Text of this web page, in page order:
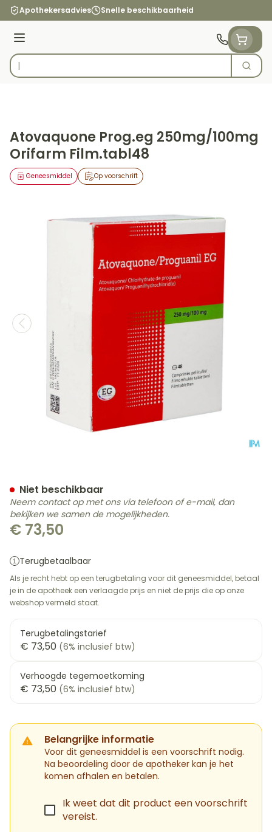
Ga naar de inhoud
Apothekersadvies Snelle beschikbaarheid
Menu
Product, merk, categorie...
Zoek
Atovaquone Prog.eg 250mg/100mg
Orifarm Film.tabl48
Op voorschrift
Geneesmiddel
€ 73,50
Terugbetaalbaar
Als je recht hebt op een terugbetaling voor dit geneesmiddel, betaal
je in de apotheek een verlaagde prijs en niet de prijs die op onze
webshop vermeld staat.
Terugbetalingstarief
€ 73,50 (6% inclusief btw)
Verhoogde tegemoetkoming
€ 73,50 (6% inclusief btw)
Belangrijke informatie
Voor dit geneesmiddel is een voorschrift nodig.
Na beoordeling door de apotheker kan je het
komen afhalen en betalen.
Ik weet dat dit product een voorschrift
vereist.
Niet beschikbaar
Neem contact op met ons via telefoon of e-mail, dan
bekijken we samen de mogelijkheden.